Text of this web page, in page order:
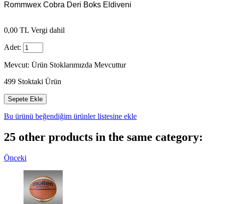
Rommwex Cobra Deri Boks Eldiveni
0,00 TL Vergi dahil
Adet:
Mevcut: Ürün Stoklarımızda Mevcuttur
499 Stoktaki Ürün
Bu ürünü beğendiğim ürünler listesine ekle
25 other products in the same category:
Önceki